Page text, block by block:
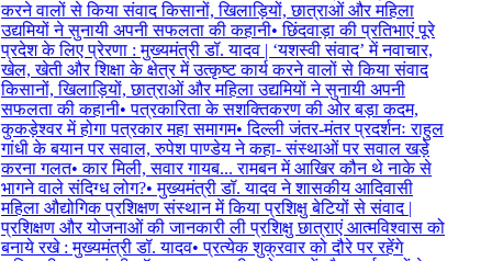
करने वालों से किया संवाद किसानों, खिलाड़ियों, छात्राओं और महिला
उद्यमियों ने सुनायी अपनी सफलता की कहानी• छिंदवाड़ा की प्रतिभाएं पूरे
प्रदेश के लिए प्रेरणा : मुख्यमंत्री डॉ. यादव | ‘यशस्वी संवाद’ में नवाचार,
खेल, खेती और शिक्षा के क्षेत्र में उत्कृष्ट कार्य करने वालों से किया संवाद
किसानों, खिलाड़ियों, छात्राओं और महिला उद्यमियों ने सुनायी अपनी
सफलता की कहानी• पत्रकारिता के सशक्तिकरण की ओर बड़ा कदम,
कुकड़ेश्वर में होगा पत्रकार महा समागम• दिल्ली जंतर-मंतर प्रदर्शनः राहुल
गांधी के बयान पर सवाल, रुपेश पाण्डेय ने कहा- संस्थाओं पर सवाल खड़े
करना गलत• कार मिली, सवार गायब... रामबन में आखिर कौन थे नाके से
भागने वाले संदिग्ध लोग?• मुख्यमंत्री डॉ. यादव ने शासकीय आदिवासी
महिला औद्योगिक प्रशिक्षण संस्थान में किया प्रशिक्षु बेटियों से संवाद |
प्रशिक्षण और योजनाओं की जानकारी ली प्रशिक्षु छात्राएं आत्मविश्वास को
बनाये रखे : मुख्यमंत्री डॉ. यादव• प्रत्येक शुक्रवार को दौरे पर रहेंगे